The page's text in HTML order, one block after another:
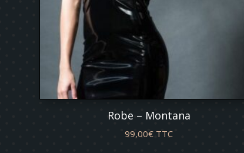
Robe – Montana
99,00€ TTC